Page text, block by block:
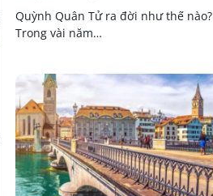
Quỳnh Quân Tử ra đời như thế nào?
Trong vài năm…